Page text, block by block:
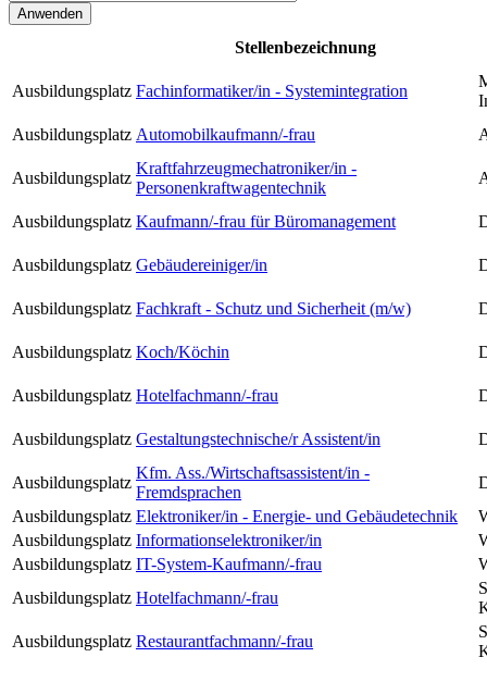
Stellenbezeichnung
Ausbildungsplatz Fachinformatiker/in - Systemintegration
Ausbildungsplatz Automobilkaufmann/-frau
Ausbildungsplatz
Kraftfahrzeugmechatroniker/in -
Personenkraftwagentechnik
Ausbildungsplatz Kaufmann/-frau für Büromanagement
Ausbildungsplatz Gebäudereiniger/in
Ausbildungsplatz Fachkraft - Schutz und Sicherheit (m/w)
Ausbildungsplatz Koch/Köchin
Ausbildungsplatz Hotelfachmann/-frau
Ausbildungsplatz Gestaltungstechnische/r Assistent/in
Ausbildungsplatz
Kfm. Ass./Wirtschaftsassistent/in -
Fremdsprachen
Ausbildungsplatz Elektroniker/in - Energie- und Gebäudetechnik
Ausbildungsplatz Informationselektroniker/in
Ausbildungsplatz IT-System-Kaufmann/-frau
Ausbildungsplatz Hotelfachmann/-frau
Ausbildungsplatz Restaurantfachmann/-frau